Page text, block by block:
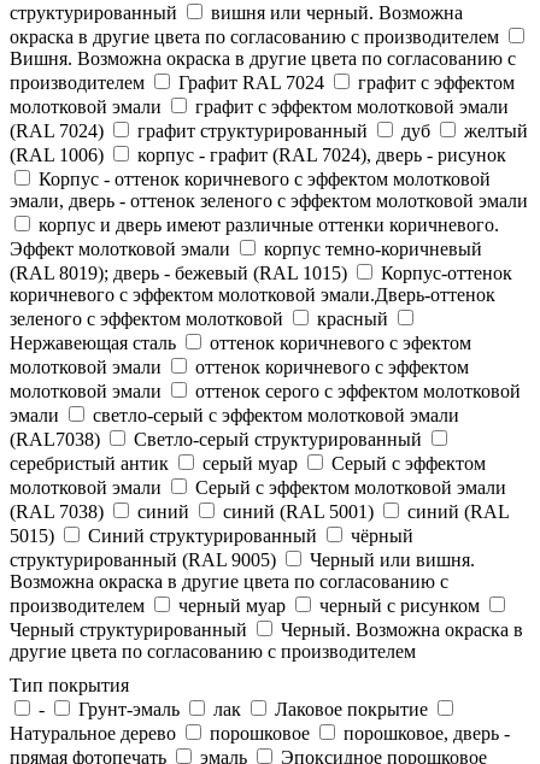
структурированный
вишня или черный. Возможна
окраска в другие цвета по согласованию с производителем
Вишня. Возможна окраска в другие цвета по согласованию с
производителем
Графит RAL 7024
графит с эффектом
молотковой эмали
графит с эффектом молотковой эмали
(RAL 7024)
графит структурированный дуб
желтый
(RAL 1006)
корпус - графит (RAL 7024), дверь - рисунок
Корпус - оттенок коричневого с эффектом молотковой
эмали, дверь - оттенок зеленого с эффектом молотковой эмали
корпус и дверь имеют различные оттенки коричневого.
Эффект молотковой эмали
корпус темно-коричневый
(RAL 8019); дверь - бежевый (RAL 1015)
Корпус-оттенок
коричневого с эффектом молотковой эмали.Дверь-оттенок
зеленого с эффектом молотковой
красный
Нержавеющая сталь
оттенок коричневого с эфектом
молотковой эмали
оттенок коричневого с эффектом
молотковой эмали
оттенок серого с эффектом молотковой
эмали
светло-серый с эффектом молотковой эмали
(RAL7038)
Светло-серый структурированный
серебристый антик
серый муар
Серый с эффектом
молотковой эмали
Серый с эффектом молотковой эмали
(RAL 7038)
синий синий (RAL 5001)
синий (RAL
5015)
Синий структурированный
чёрный
структурированный (RAL 9005)
Черный или вишня.
Возможна окраска в другие цвета по согласованию с
производителем
черный муар
черный с рисунком
Черный структурированный
Черный. Возможна окраска в
другие цвета по согласованию с производителем
Тип покрытия
-
Грунт-эмаль лак
Лаковое покрытие
Натуральное дерево
порошковое
порошковое, дверь -
прямая фотопечать
эмаль Эпоксидное порошковое